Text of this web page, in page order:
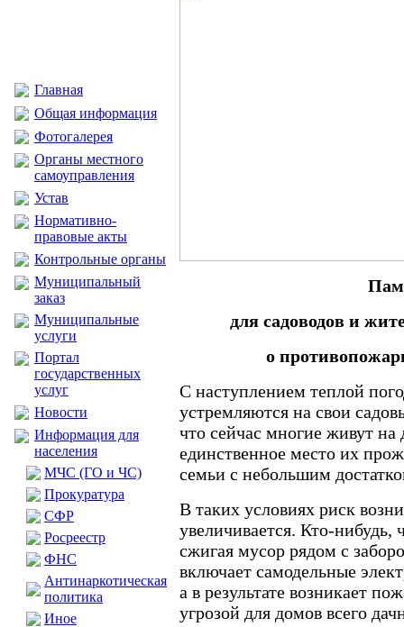
Главная
Общая информация
Фотогалерея
Органы местного
самоуправления
Устав
Нормативно-
правовые акты
Контрольные органы
Муниципальный
заказ
Муниципальные
услуги
Портал
государственных
услуг
Новости
Информация для
населения
МЧС (ГО и ЧС)
Прокуратура
CФР
Росреестр
ФНС
Антинаркотическая
политика
Иное
для садоводов и
о
С наступлением теплой
устремляются на свои
что сейчас многие живут на
единственное место их
семьи с небольшим
В таких условиях риск
увеличивается. Кто-нибудь,
сжигая мусор рядом с
включает самодельные
а в результате возникает
угрозой для домов всего